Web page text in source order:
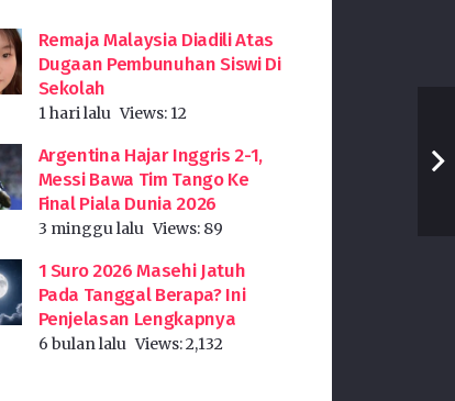
Remaja Malaysia Diadili Atas
Dugaan Pembunuhan Siswi Di
Sekolah
1 hari lalu Views: 12
Argentina Hajar Inggris 2-1,
Messi Bawa Tim Tango Ke
Final Piala Dunia 2026
3 minggu lalu Views: 89
1 Suro 2026 Masehi Jatuh
Pada Tanggal Berapa? Ini
Penjelasan Lengkapnya
6 bulan lalu Views:2,132